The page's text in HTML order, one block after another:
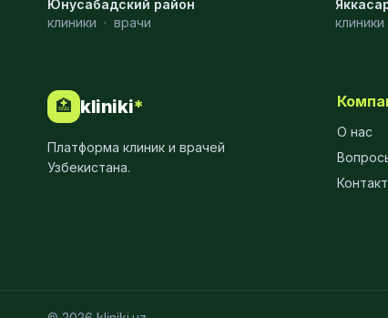
Пульмонология
Анестезиология
Наркология
Юнусабадский район
клиники · врачи
клиники
🏥 kliniki*
Платформа клиник и врачей
Узбекистана.
О нас